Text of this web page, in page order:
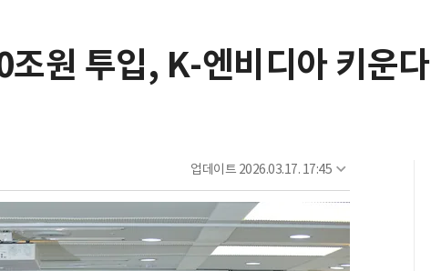
원 투입, K-엔비디아 키운다
업데이트 2026.03.17. 17:45